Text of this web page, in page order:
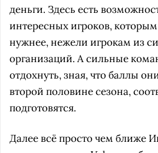
деньги. Здесь есть
интересных игроков,
нужнее, нежели игрокам из
организаций. А сильные
отдохнуть, зная, что баллы
второй половине сезона,
подготовятся.
Далее всё просто чем ближе